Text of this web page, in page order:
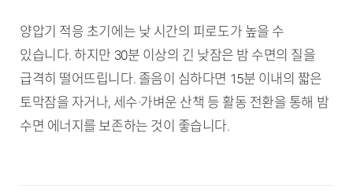
양압기 적응 초기에는 낮 시간의 피로도가 높을 수
있습니다. 하지만 30분 이상의 긴 낮잠은 밤 수면의 질을
급격히 떨어뜨립니다. 졸음이 심하다면 15분 이내의 짧은
토막잠을 자거나, 세수·가벼운 산책 등 활동 전환을 통해 밤
수면 에너지를 보존하는 것이 좋습니다.